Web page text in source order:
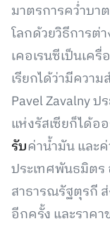
มาตรการคว่ำบา
โลกด้วยวิธีการต่
เคอเรนซีเป็นเค
เรียกได้ว่ามีควา
Pavel Zavalny
แห่งรัสเซียก็ได้อ
รับค่าน้ำมัน และ
ประเทศพันธมิตร
สาธารณรัฐตุรกี
อีกครั้ง และราคา